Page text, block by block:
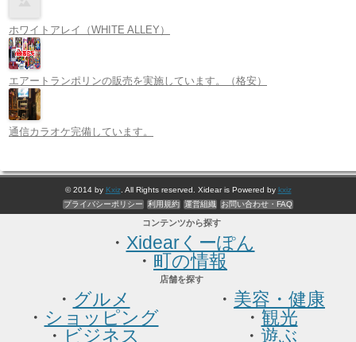
ホワイトアレイ（WHITE ALLEY）
エアートランポリンの販売を実施しています。（格安）
通信カラオケ完備しています。
© 2014 by Kxiz. All Rights reserved. Xidear is Powered by kxiz
プライバシーポリシー
利用規約 運営組織 お問い合わせ・FAQ
コンテンツから探す
・ Xidearくーぽん
・ 町の情報
店舗を探す
・ グルメ
・ ショッピング
・ ビジネス
・ 美容・健康
・ 観光
・ 遊ぶ